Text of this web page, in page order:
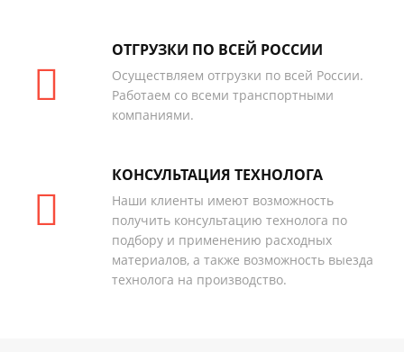
ОТГРУЗКИ ПО ВСЕЙ РОССИИ
Осуществляем отгрузки по всей России.
Работаем со всеми транспортными
компаниями.
КОНСУЛЬТАЦИЯ ТЕХНОЛОГА
Наши клиенты имеют возможность
получить консультацию технолога по
подбору и применению расходных
материалов, а также возможность выезда
технолога на производство.